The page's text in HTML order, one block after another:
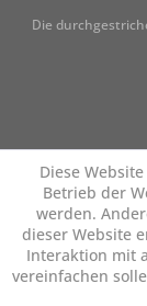
Die
Diese
Betrieb der
werden.
dieser Website
Interaktion mit
vereinfachen